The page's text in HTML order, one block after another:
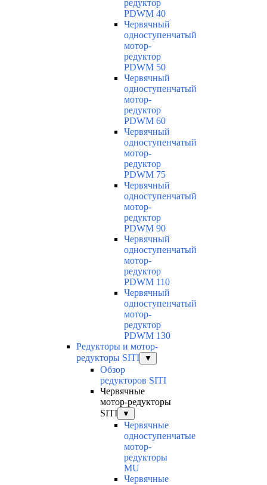
редуктор
PDWM 40
Червячный
одноступенчатый
мотор-
редуктор
PDWM 50
Червячный
одноступенчатый
мотор-
редуктор
PDWM 60
Червячный
одноступенчатый
мотор-
редуктор
PDWM 75
Червячный
одноступенчатый
мотор-
редуктор
PDWM 90
Червячный
одноступенчатый
мотор-
редуктор
PDWM 110
Червячный
одноступенчатый
мотор-
редуктор
PDWM 130
Редукторы и мотор-
редукторы SITI
▼
Обзор
редукторов SITI
Червячные
мотор-редукторы
SITI
▼
Червячные
одноступенчатые
мотор-
редукторы
MU
Червячные